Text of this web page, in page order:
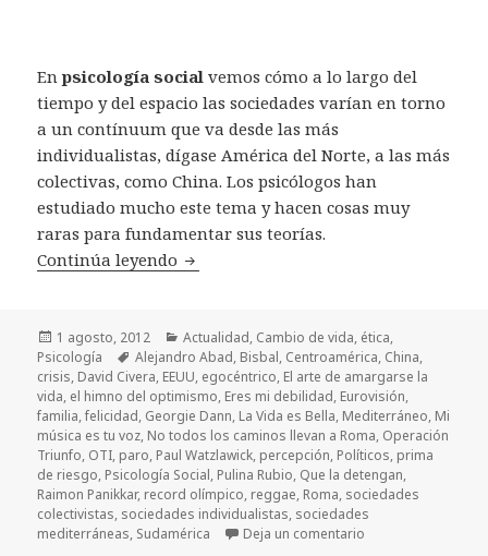
Enpsicología social vemos cómo a lo largo del
tiempo y del espacio las sociedades varían en torno
a un contínuum que va desde las más
individualistas, dígase América del Norte, a las más
colectivas, como China. Los psicólogos han
estudiado mucho este tema y hacen cosas muy
raras para fundamentar sus teorías.
Continúa leyendo Si los chinos tuvieran canción del
Publicado
el
1 agosto, 2012 Categorías
Actualidad, Cambio de vida, ética,
Psicología
Etiquetas
Alejandro Abad, Bisbal, Centroamérica, China,
crisis, David Civera, EEUU, egocéntrico, El arte de amargarse la
vida, el himno del optimismo, Eres mi debilidad, Eurovisión,
familia,felicidad, Georgie Dann, La Vida es Bella, Mediterráneo, Mi
música es tu voz, No todos los caminos llevan a Roma, Operación
Triunfo, OTI, paro, Paul Watzlawick, percepción, Políticos, prima
de riesgo, Psicología Social, Pulina Rubio, Que la detengan,
Raimon Panikkar, record olímpico, reggae, Roma, sociedades
colectivistas, sociedades individualistas, sociedades
mediterráneas, Sudamérica Deja un comentario